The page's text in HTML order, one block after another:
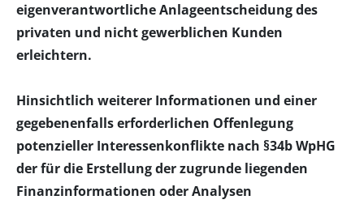
eigenverantwortliche Anlageentscheidung des
privaten und nicht gewerblichen Kunden
erleichtern.
Hinsichtlich weiterer Informationen und einer
gegebenenfalls erforderlichen Offenlegung
potenzieller Interessenkonflikte nach §34b WpHG
der für die Erstellung der zugrunde liegenden
Finanzinformationen oder Analysen